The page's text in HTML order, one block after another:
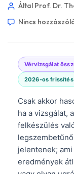
Által Prof. Dr.
Nincs
Vérvizsgálat
2026-os frissítés
Csak akkor
ha a vizsgálat,
felkészülés
jelentenek;
eredmények